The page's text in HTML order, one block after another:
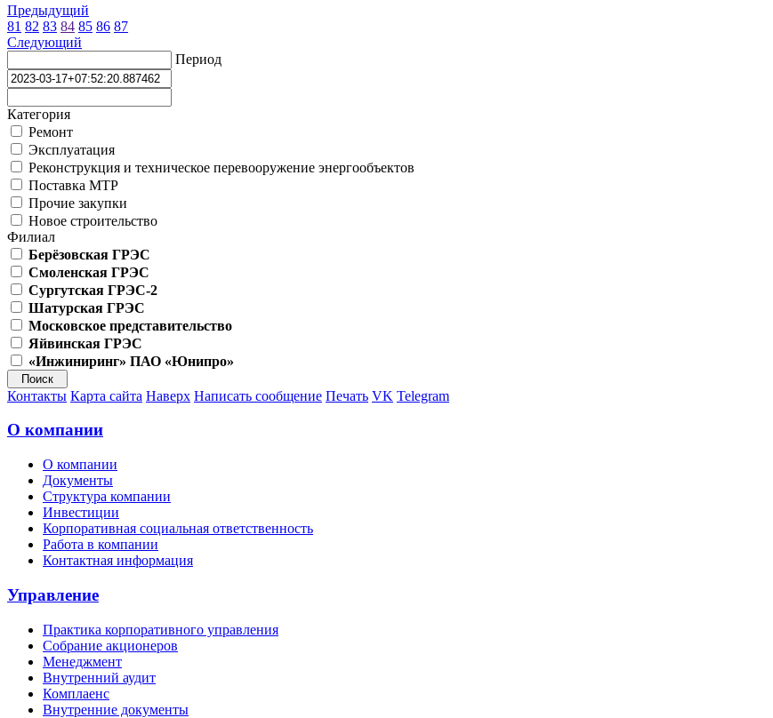
Предыдущий
81 82 83 84 85 86 87
Следующий
Период
Категория
Ремонт
Эксплуатация
Реконструкция и техническое перевооружение энергообъектов
Поставка МТР
Прочие закупки
Новое строительство
Филиал
Берёзовская ГРЭС
Смоленская ГРЭС
Сургутская ГРЭС-2
Шатурская ГРЭС
Московское представительство
Яйвинская ГРЭС
«Инжиниринг» ПАО «Юнипро»
Контакты Карта сайта Наверх Написать сообщение Печать VK Telegram
О компании
О компании
Документы
Структура компании
Инвестиции
Корпоративная социальная ответственность
Работа в компании
Контактная информация
Управление
Практика корпоративного управления
Собрание акционеров
Менеджмент
Внутренний аудит
Комплаенс
Внутренние документы